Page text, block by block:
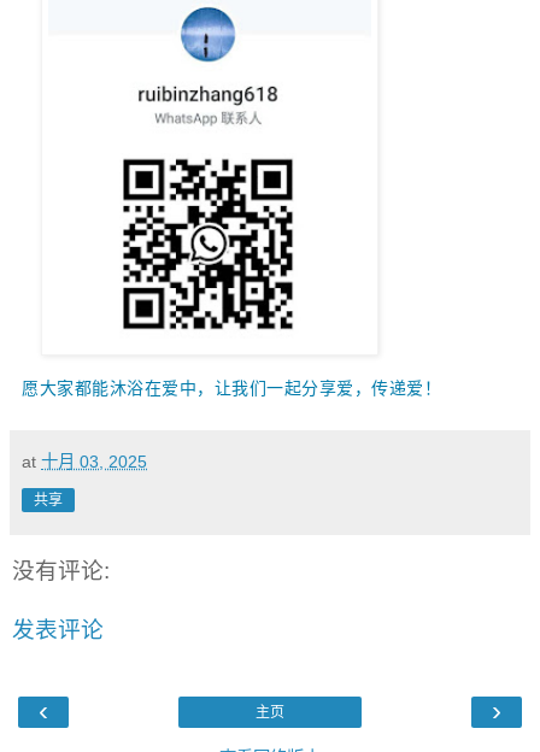
愿大家都能沐浴在爱中，让我们一起分享爱，传递爱！
at 十月 03, 2025
共享
没有评论:
发表评论
‹ ›
主页